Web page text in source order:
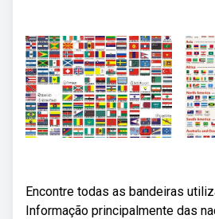
Encontre todas as bandeiras
Informação principalmente das